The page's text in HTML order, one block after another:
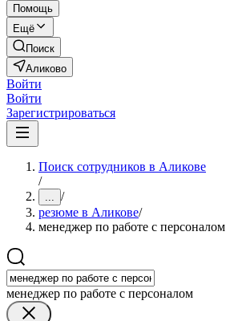
Помощь
Ещё
Поиск
Аликово
Войти
Войти
Зарегистрироваться
Поиск сотрудников в Аликове
/
... /
резюме в Аликове/
менеджер по работе с персоналом
менеджер по работе с персоналом